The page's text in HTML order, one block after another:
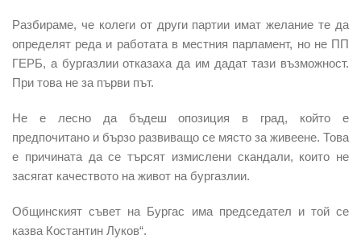
Разбираме, че колеги от други партии имат желание те да
определят реда и работата в местния парламент, но не ПП
ГЕРБ, а бургазлии отказаха да им дадат тази възможност.
При това не за първи път.
Не е лесно да бъдеш опозиция в град, който е
предпочитано и бързо развиващо се място за живеене. Това
е причината да се търсят измислени скандали, които не
засягат качеството на живот на бургазлии.
Общинският съвет на Бургас има председател и той се
казва Костантин Луков“.